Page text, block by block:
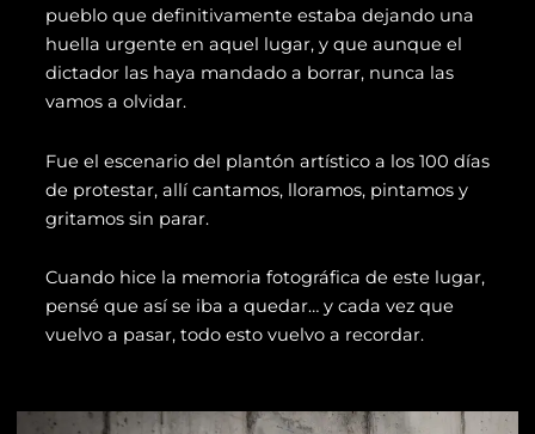
pueblo que definitivamente estaba dejando una
huella urgente en aquel lugar, y que aunque el
dictador las haya mandado a borrar, nunca las
vamos a olvidar.
Fue el escenario del plantón artístico a los 100 días
de protestar, allí cantamos, lloramos, pintamos y
gritamos sin parar.
Cuando hice la memoria fotográfica de este lugar,
pensé que así se iba a quedar… y cada vez que
vuelvo a pasar, todo esto vuelvo a recordar.